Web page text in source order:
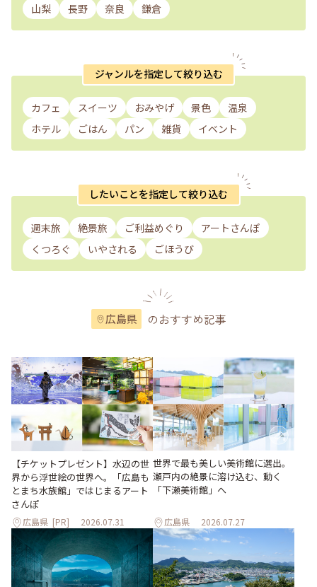
山梨
長野 奈良 鎌倉
ジャンルを指定して絞り込む
カフェ スイーツ おみやげ 景色
温泉
ホテル
ごはん パン 雑貨 イベント
したいことを指定して絞り込む
週末旅 絶景旅 ご利益めぐり
アートさんぽ
くつろぐ
いやされる ごほうび
広島県 のおすすめ記事
【チケットプレゼント】水辺の世
界から浮世絵の世界へ。「広島も
とまち水族館」ではじまるアート
さんぽ
広島県 [PR] 2026.07.31
世界で最も美しい美術館に選出。
瀬戸内の絶景に溶け込む、動く
「下瀬美術館」へ
広島県 2026.07.27